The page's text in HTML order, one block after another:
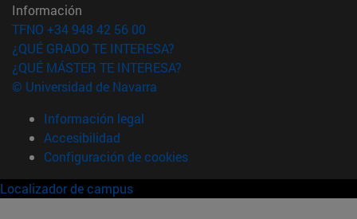
Información
TFNO +34 948 42 56 00
¿QUÉ GRADO TE INTERESA?
¿QUÉ MÁSTER TE INTERESA?
© Universidad de Navarra
Información legal
Accesibilidad
Configuración de cookies
Localizador de campus